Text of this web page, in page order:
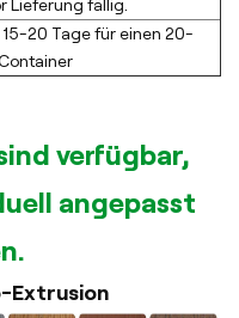
Lieferung fällig.
15-20 Tage für einen 20-
verfügbar,
angepasst
Extrusion